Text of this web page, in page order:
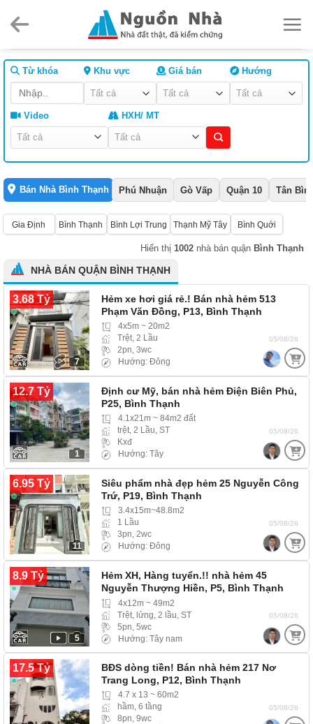
Từ khóa Khu vực Giá bán Hướng
Video HXH/ MT
Bán Nhà Bình Thạnh Phú Nhuận Gò Vấp Quận 10 Tân
Gia Định Bình Thạnh Bình Lợi Trung Thạnh Mỹ Tây Bình Quới
Hiển thị 1002 nhà bán quận Bình Thạnh
NHÀ BÁN QUẬN BÌNH THẠNH
3.68 Tỷ
7
Hẻm xe hơi giá rẻ.! Bán nhà hẻm 513
Phạm Văn Đồng, P13, Bình Thạnh
4x5m ~ 20m2
Trệt, 2 Lầu
2pn, 3wc
Hướng: Đông
05/08/26
12.7 Tỷ
1
Định cư Mỹ, bán nhà hẻm Điện Biên Phủ,
P25, Bình Thạnh
4.1x21m ~ 84m2 đất
trệt, 2 Lầu, ST
Kxđ
Hướng: Tây
05/08/26
6.95 Tỷ
11
Siêu phẩm nhà đẹp hẻm 25 Nguyễn Công
Trứ, P19, Bình Thạnh
3.4x15m~48.8m2
1 Lầu
3pn, 2wc
Hướng: Đông
05/08/26
8.9 Tỷ
5
Hẻm XH, Hàng tuyển.!! nhà hẻm 45
Nguyễn Thượng Hiền, P5, Bình Thạnh
(Phường Bình Lợi Trung)…
4x12m ~ 49m2
Trệt, lửng, 2 lầu, ST
5pn, 5wc
Hướng: Tây nam
05/08/26
17.5 Tỷ
BĐS dòng tiền! Bán nhà hẻm 217 Nơ
Trang Long, P12, Bình Thạnh
4.7 x 13 ~ 60m2
hầm, 6 tầng
8pn, 9wc
05/08/26